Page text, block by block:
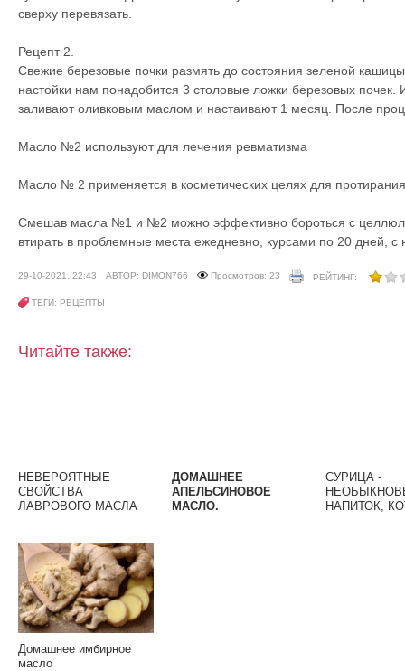
сверху перевязать.
Рецепт 2.
Свежие березовые почки размять до состояния зеленой
настойки нам понадобится 3 столовые ложки березовых почек.
заливают оливковым маслом и настаивают 1 месяц. После
Масло №2 используют для лечения ревматизма
Масло № 2 применяется в косметических целях для
Смешав масла №1 и №2 можно эффективно бороться с
втирать в проблемные места ежедневно, курсами по 20 дней,
29-10-2021, 22:43 АВТОР: DIMON766 Просмотров: 23 РЕЙТИНГ:
ТЕГИ: РЕЦЕПТЫ
Читайте также:
НЕВЕРОЯТНЫЕ
СВОЙСТВА
ЛАВРОВОГО МАСЛА
ДОМАШНЕЕ
АПЕЛЬСИНОВОЕ
МАСЛО.
СУРИЦА -
НАПИТОК,
Домашнее имбирное
масло